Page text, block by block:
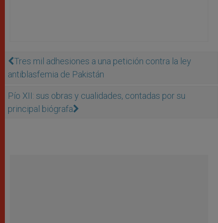
Tres mil adhesiones a una petición contra la ley
antiblasfemia de Pakistán
Pío XII: sus obras y cualidades, contadas por su
principal biógrafa